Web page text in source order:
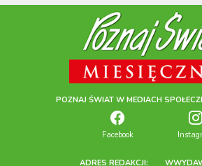
POZNAJ ŚWIAT W MEDIACH
Facebook
ADRES REDAKCJI: